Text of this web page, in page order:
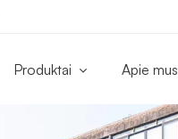
Produktai Apie mus